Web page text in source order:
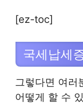
[ez-toc]
국세납세
그렇다면 여러
어떻게 할 수